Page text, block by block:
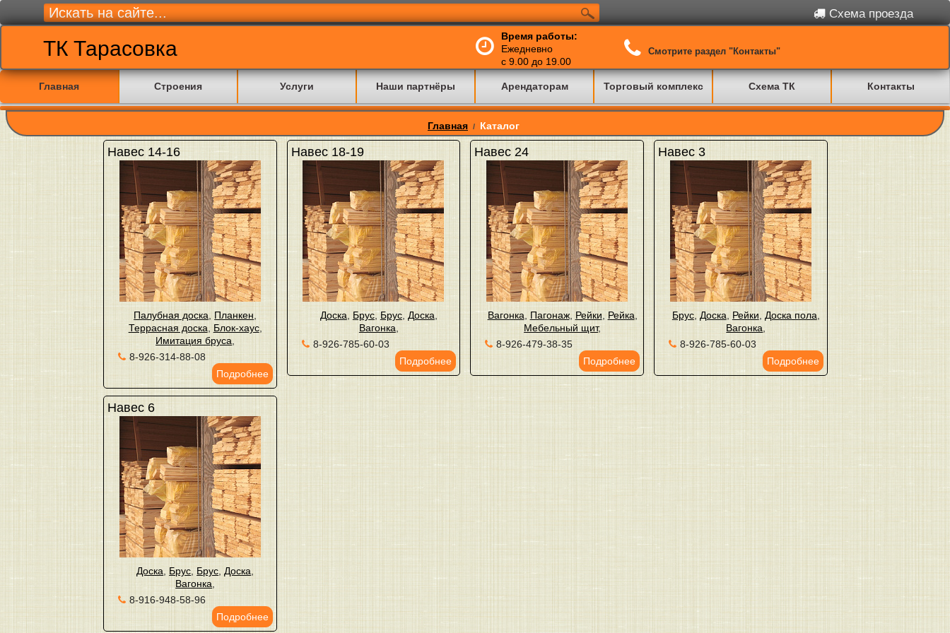
Схема проезда
ТК Тарасовка
Время работы:
Ежедневно
с 9.00 до 19.00
Смотрите раздел "Контакты"
Главная Строения Услуги Наши партнёры Арендаторам Торговый комплекс Схема ТК Контакты
Главная / Каталог
Навес 14-16
Палубная доска Планкен
Террасная доска
Блок-хаус,
Имитация бруса
8-926-314-88-08
Подробнее
Навес 18-19
Доска Брус,Брус, Доска
Вагонка
8-926-785-60-03
Подробнее
Навес 24
Вагонка Пагонаж, Рейки Рейка
Мебельный щит,
8-926-479-38-35
Подробнее
Навес 3
Брус, Доска Рейки Доска пола
Вагонка
8-926-785-60-03
Подробнее
Навес 6
Доска Брус Брус ,Доска
Вагонка
8-916-948-58-96
Подробнее